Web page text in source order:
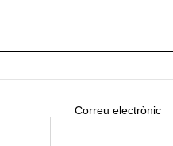
Correu electrònic